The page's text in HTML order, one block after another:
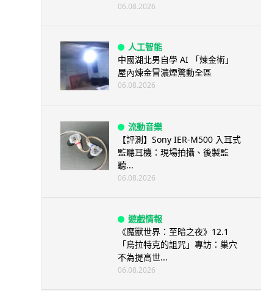
06.08.2026
人工智能
中國湖北男自學 AI 「煉金術」
屋內煉金冒濃煙驚動全區
06.08.2026
流動音樂
【評測】Sony IER-M500 入耳式
監聽耳機：現場拍攝、後製監
聽...
06.08.2026
遊戲情報
《魔獸世界：至暗之夜》12.1
「烏拉特克的詛咒」專訪：巢穴
不為提高世...
06.08.2026